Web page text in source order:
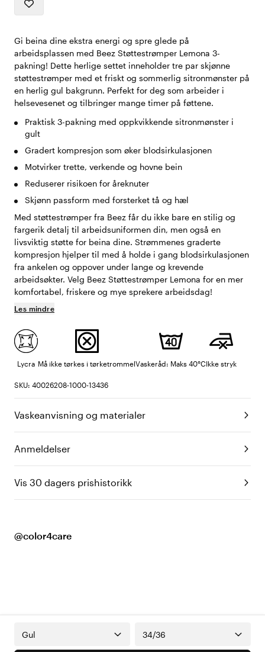
Gi beina dine ekstra energi og spre glede på
arbeidsplassen med Beez Støttestrømper Lemona 3-
pakning! Dette herlige settet inneholder tre par skjønne
støttestrømper med et friskt og sommerlig sitronmønster på
en herlig gul bakgrunn. Perfekt for deg som arbeider i
helsevesenet og tilbringer mange timer på føttene.
Praktisk 3-pakning med oppkvikkende sitronmønster i
gult
Gradert kompresjon som øker blodsirkulasjonen
Motvirker trette, verkende og hovne bein
Reduserer risikoen for åreknuter
Skjønn passform med forsterket tå og hæl
Med støttestrømper fra Beez får du ikke bare en stilig og
fargerik detalj til arbeidsuniformen din, men også en
livsviktig støtte for beina dine. Strømmenes graderte
kompresjon hjelper til med å holde i gang blodsirkulasjonen
fra ankelen og oppover under lange og krevende
arbeidsøkter. Velg Beez Støttestrømper Lemona for en mer
komfortabel, friskere og mye sprekere arbeidsdag!
Les mindre
Lycra Må ikke tørkes i tørketrommelVaskeråd: Maks 40°CIkke stryk
SKU: 40026208-1000-13436
Vaskeanvisning og materialer
Anmeldelser
Vis 30 dagers prishistorikk
@color4care
Gul 34/36